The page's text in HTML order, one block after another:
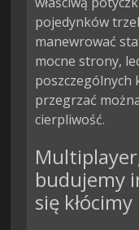
pojedynków
manewrować
mocne strony,
poszczególnych
przegrzać
cierpliwość.
budujemy
się kłócimy